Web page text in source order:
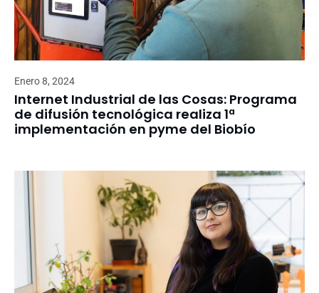
Enero 8, 2024
Internet Industrial de las Cosas: Programa
de difusión tecnológica realiza 1ª
implementación en pyme del Biobío